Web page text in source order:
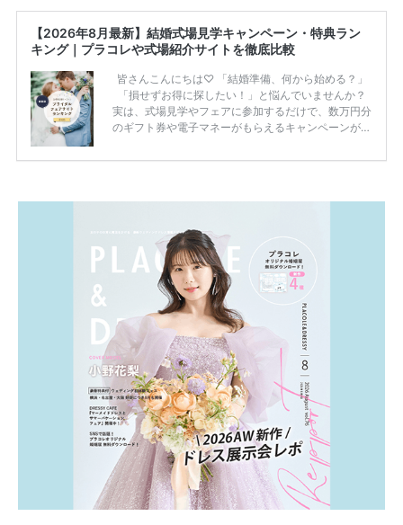
【2026年8月最新】結婚式場見学キャンペーン・特典ラン
キング｜プラコレや式場紹介サイトを徹底比較
皆さんこんにちは♡ 「結婚準備、何から始める？」
「損せずお得に探したい！」と悩んでいませんか？
実は、式場見学やフェアに参加するだけで、数万円分
のギフト券や電子マネーがもらえるキャンペーンがあ
ため、比較せずに選ぶと損をしてしまうことも……。
一番お得？」「プラコレの特典は？」といった疑問も
解決します。 まずは診断で候補を絞れる「ウェディ
ング診断」か、体験型 […]続きを読む